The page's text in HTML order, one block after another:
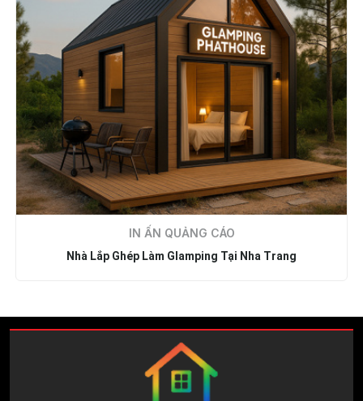
IN ẤN QUẢNG CÁO
Nhà Lắp Ghép Làm Glamping Tại Nha Trang